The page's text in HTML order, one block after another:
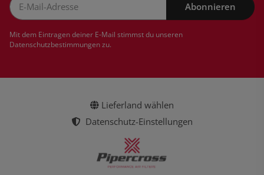
Abonnieren
Mit dem Eintragen deiner E-Mail stimmst du unseren
Datenschutzbestimmungenzu.
Lieferland wählen
Datenschutz-Einstellungen